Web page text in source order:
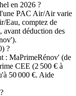
en 2026 ?
PAC Air/Air varie
Eau, comptez de
avant déduction des
?
: MaPrimeRénov' (de
CEE (2 500 € à
50 000 €. Aide